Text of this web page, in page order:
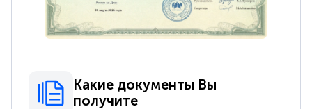
Какие документы Вы
получите